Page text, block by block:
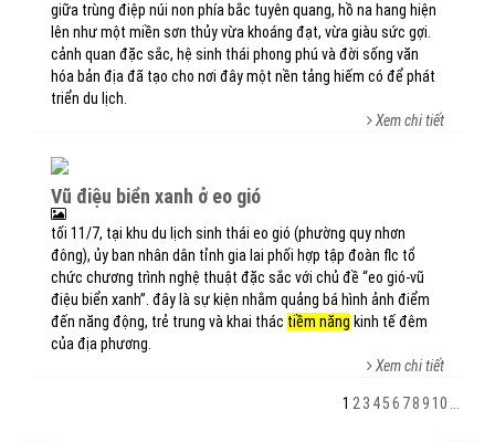
giữa trùng điệp núi non phía bắc tuyên quang, hồ na hang hiện
lên như một miền sơn thủy vừa khoáng đạt, vừa giàu sức gợi.
cảnh quan đặc sắc, hệ sinh thái phong phú và đời sống văn
hóa bản địa đã tạo cho nơi đây một nền tảng hiếm có để phát
triển du lịch.
Xem chi tiết
vũ điệu biển xanh ở eo gió
tối 11/7, tại khu du lịch sinh thái eo gió (phường quy nhơn
đông), ủy ban nhân dân tỉnh gia lai phối hợp tập đoàn flc tổ
chức chương trình nghệ thuật đặc sắc với chủ đề “eo gió-vũ
điệu biển xanh”. đây là sự kiện nhằm quảng bá hình ảnh điểm
đến năng động, trẻ trung và khai thác tiềm năng kinh tế đêm
của địa phương.
Xem chi tiết
1 2 3 456 789 10